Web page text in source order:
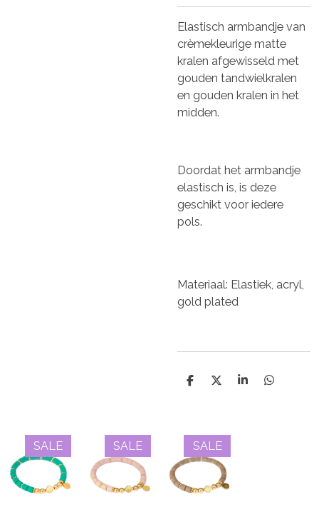
Elastisch armbandje van
crèmekleurige matte
kralen afgewisseld met
gouden tandwielkralen
en gouden kralen in het
midden.
Doordat het armbandje
elastisch is, is deze
geschikt voor iedere
pols.
Materiaal: Elastiek, acryl,
gold plated
D
n
D
S
D
SALE SALE SALE